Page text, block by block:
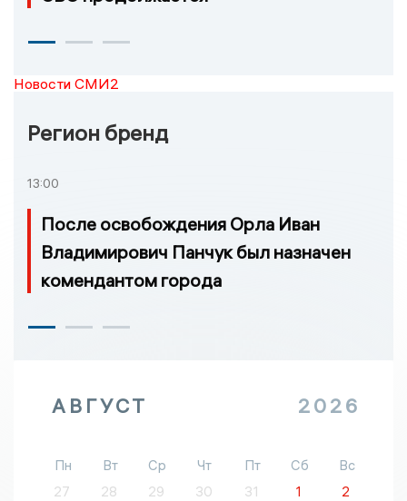
Новости СМИ2
Регион бренд
13:00
После освобождения Орла Иван
Владимирович Панчук был назначен
комендантом города
АВГУСТ 2026
Пн Вт Ср Чт Пт Сб
Вс
27
28 29 30 31 1
2